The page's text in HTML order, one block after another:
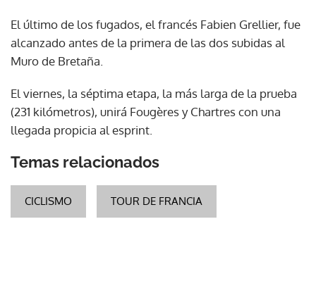
El último de los fugados, el francés Fabien Grellier, fue
alcanzado antes de la primera de las dos subidas al
Muro de Bretaña.
El viernes, la séptima etapa, la más larga de la prueba
(231 kilómetros), unirá Fougères y Chartres con una
llegada propicia al esprint.
Temas relacionados
CICLISMO TOUR DE FRANCIA